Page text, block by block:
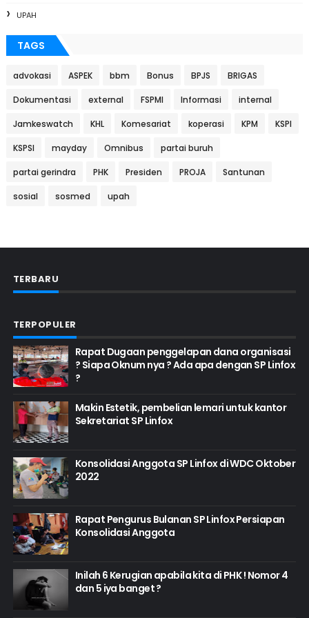
UPAH
TAGS
advokasi ASPEK bbm Bonus BPJS BRIGAS
Dokumentasi external FSPMI Informasi internal
Jamkeswatch KHL Komesariat koperasi KPM KSPI
KSPSI mayday Omnibus partai buruh
partai gerindra PHK Presiden PROJA Santunan
sosial sosmed upah
TERBARU
TERPOPULER
Rapat Dugaan penggelapan dana organisasi
? Siapa Oknum nya ? Ada apa dengan SP Linfox
?
Makin Estetik, pembelian lemari untuk kantor
Sekretariat SP Linfox
Konsolidasi Anggota SP Linfox di WDC Oktober
2022
Rapat Pengurus Bulanan SP Linfox Persiapan
Konsolidasi Anggota
Inilah 6 Kerugian apabila kita di PHK ! Nomor 4
dan 5 iya banget ?